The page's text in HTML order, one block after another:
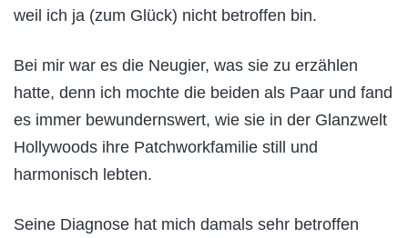
weil ich ja (zum Glück) nicht betroffen bin.
Bei mir war es die Neugier, was sie zu erzählen
hatte, denn ich mochte die beiden als Paar und fand
es immer bewundernswert, wie sie in der Glanzwelt
Hollywoods ihre Patchworkfamilie still und
harmonisch lebten.
Seine Diagnose hat mich damals sehr betroffen